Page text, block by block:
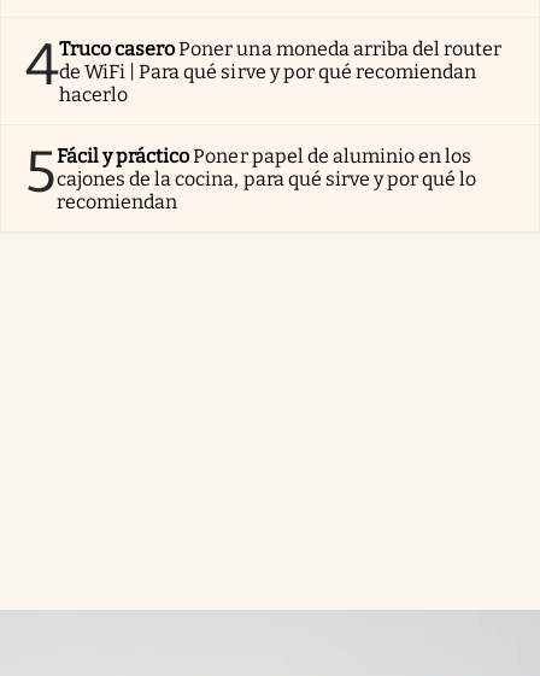
4Truco caseroPoner una moneda arriba del router
de WiFi | Para qué sirve y por qué recomiendan
hacerlo
5Fácil y prácticoPoner papel de aluminio en los
cajones de la cocina, para qué sirve y por qué lo
recomiendan